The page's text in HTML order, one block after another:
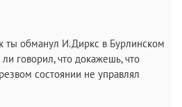
ты обманул И.Диркс в Бурлинском
говорил, что докажешь, что
состоянии не управлял